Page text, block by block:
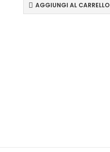
AGGIUNGI AL CARRELLO